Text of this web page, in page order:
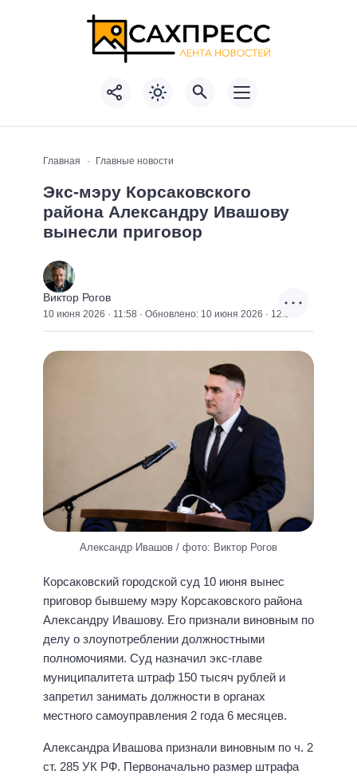
Главная Главные новости
Экс-мэру Корсаковского
района Александру Ивашову
вынесли приговор
Виктор Рогов
10 июня 2026 · 11:58 · Обновлено: 10 июня 2026 · 12:01
Александр Ивашов / фото: Виктор Рогов
Корсаковский городской суд 10 июня вынес
приговор бывшему мэру Корсаковского района
Александру Ивашову. Его признали виновным по
делу о злоупотреблении должностными
полномочиями. Суд назначил экс-главе
муниципалитета штраф 150 тысяч рублей и
запретил занимать должности в органах
местного самоуправления 2 года 6 месяцев.
Александра Ивашова признали виновным по ч. 2
ст. 285 УК РФ. Первоначально размер штрафа